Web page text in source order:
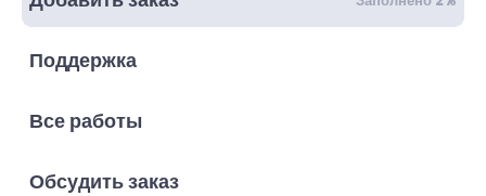
Поддержка
Все работы
Обсудить заказ